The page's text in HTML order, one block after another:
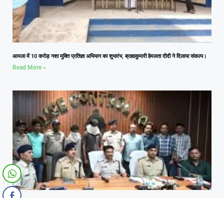
आमला में 10 करोड़ नशा मुक्ति प्रतिज्ञा अभियान का शुभारंभ, ब्रह्माकुमारी हेमलता दीदी ने दिलाया संकल्प।
Read More »